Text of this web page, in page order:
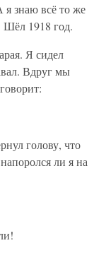
я знаю всё то же
Шёл 1918 год.
Я сидел
Вдруг мы
голову, что
ли я на